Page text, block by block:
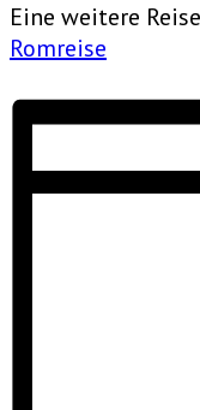
Eine weitere
Romreise